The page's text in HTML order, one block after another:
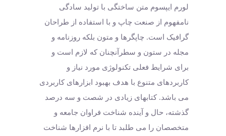
لورم ایپسوم متن ساختگی با تولید سادگی
نامفهوم از صنعت چاپ و با استفاده از طراحان
گرافیک است. چاپگرها و متون بلکه روزنامه و
مجله در ستون و سطرآنچنان که لازم است و
برای شرایط فعلی تکنولوژی مورد نیاز و
کاربردهای متنوع با هدف بهبود ابزارهای کاربردی
می باشد. کتابهای زیادی در شصت و سه درصد
گذشته، حال و آینده شناخت فراوان جامعه و
متخصصان را می طلبد تا با نرم افزارها شناخت